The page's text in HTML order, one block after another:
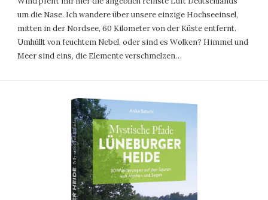
um die Nase. Ich wandere über unsere einzige Hochseeinsel,
mitten in der Nordsee, 60 Kilometer von der Küste entfernt.
Umhüllt von feuchtem Nebel, oder sind es Wolken? Himmel und
Meer sind eins, die Elemente verschmelzen…